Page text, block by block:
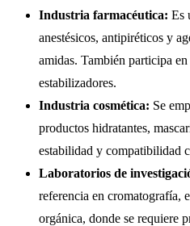
Industria farmacéutica: Es
anestésicos, antipiréticos y
amidas. También participa
estabilizadores.
Industria cosmética: Se
productos hidratantes,
estabilidad y compatibilidad
Laboratorios de
referencia en cromatografía,
orgánica, donde se requiere